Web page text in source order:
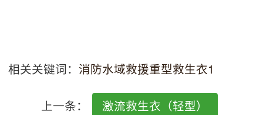
相关关键词： 消防水域救援重型救生衣1
上一条：
激流救生衣（轻型）